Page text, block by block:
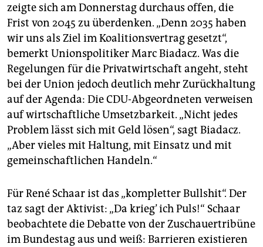
zeigte sich am Donnerstag durchaus offen, die
Frist von 2045 zu überdenken. „Denn 2035 haben
wir uns als Ziel im Koalitionsvertrag gesetzt“,
bemerkt Unionspolitiker Marc Biadacz. Was die
Regelungen für die Privatwirtschaft angeht, steht
bei der Union jedoch deutlich mehr Zurückhaltung
auf der Agenda: Die CDU-Abgeordneten verweisen
auf wirtschaftliche Umsetzbarkeit. „Nicht jedes
Problem lässt sich mit Geld lösen“, sagt Biadacz.
„Aber vieles mit Haltung, mit Einsatz und mit
gemeinschaftlichen Handeln.“
Für René Schaar ist das „kompletter Bullshit“. Der
taz sagt der Aktivist: „Da krieg’ ich Puls!“ Schaar
beobachtete die Debatte von der Zuschauertribüne
im Bundestag aus und weiß: Barrieren existieren